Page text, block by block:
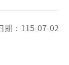
： 115-07-02